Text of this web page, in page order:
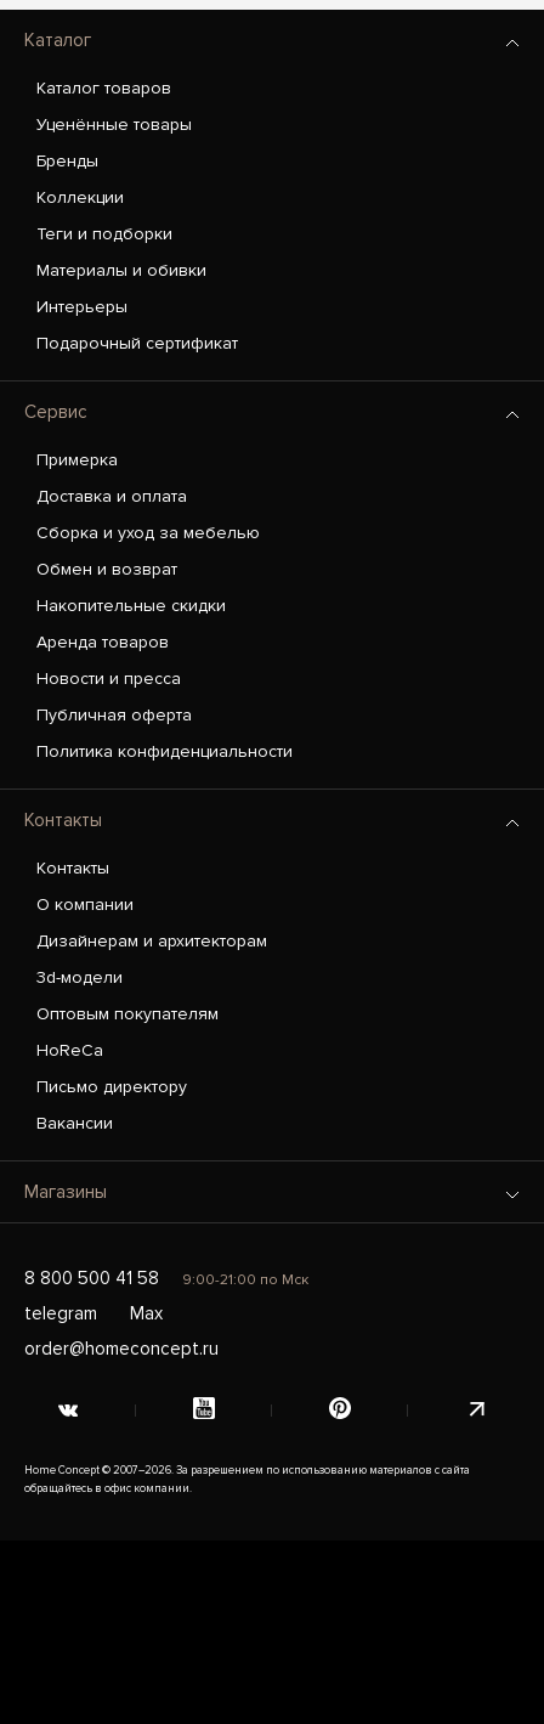
Каталог
Каталог товаров
Уценённые товары
Бренды
Коллекции
Теги и подборки
Материалы и обивки
Интерьеры
Подарочный сертификат
Сервис
Примерка
Доставка и оплата
Сборка и уход за мебелью
Обмен и возврат
Накопительные скидки
Аренда товаров
Новости и пресса
Публичная оферта
Политика конфиденциальности
Контакты
Контакты
О компании
Дизайнерам и архитекторам
3d-модели
Оптовым покупателям
HoReCa
Письмо директору
Вакансии
Магазины
8 800 500 41 58 9:00-21:00 по Мск
telegram
Max
order@homeconcept.ru
Home Concept © 2007–2026. За разрешением по использованию материалов с сайта
обращайтесь в офис компании.